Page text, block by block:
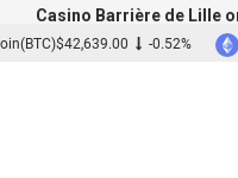
Casino Barrière de Lille
mobile
$42,639.00 -0.52%